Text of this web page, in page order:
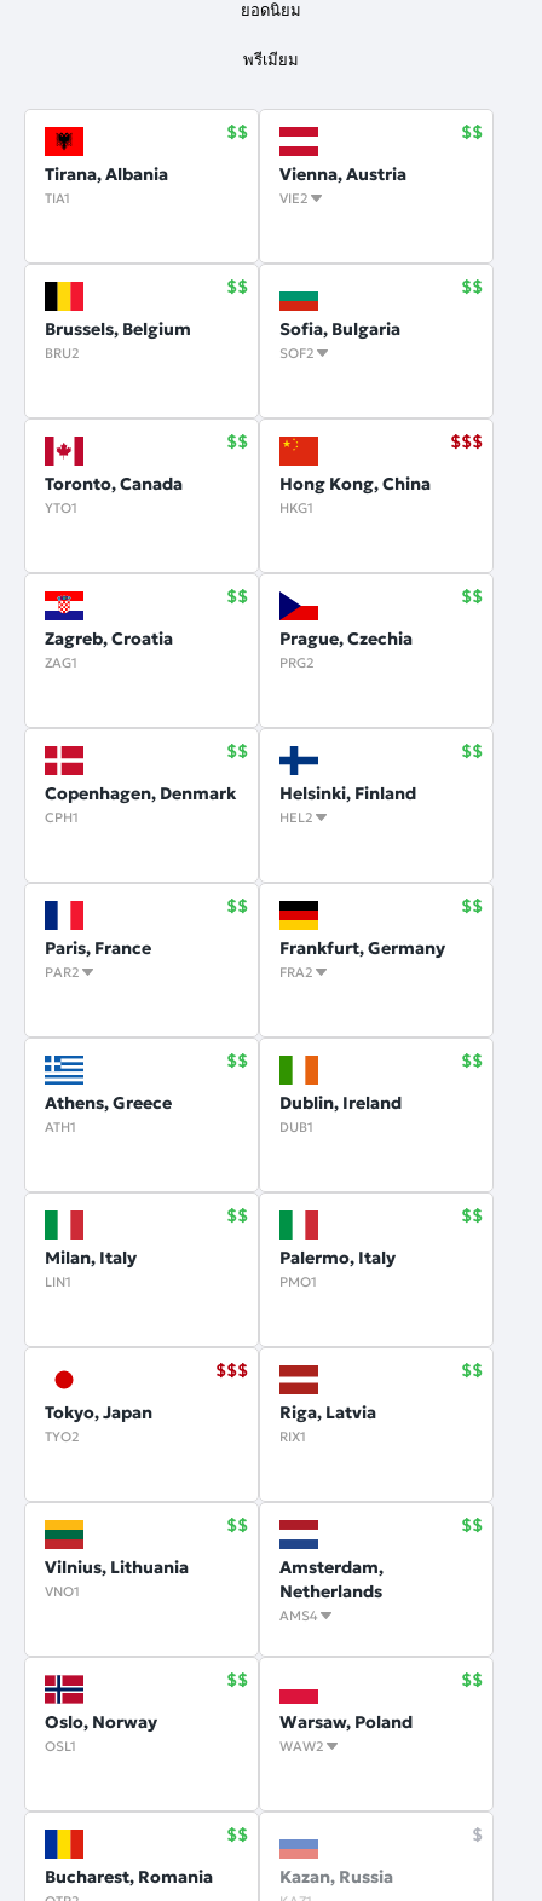
ยอดนิยม
พรีเมียม
Tirana, Albania
TIA1
Vienna, Austria
VIE2
Brussels, Belgium
BRU2
Sofia, Bulgaria
SOF2
Toronto, Canada
YTO1
Hong Kong, China
HKG1
Zagreb, Croatia
ZAG1
Prague, Czechia
PRG2
Copenhagen, Denmark
CPH1
Helsinki, Finland
HEL2
Paris, France
PAR2
Frankfurt, Germany
FRA2
Athens, Greece
ATH1
Dublin, Ireland
DUB1
Milan, Italy
LIN1
Palermo, Italy
PMO1
Tokyo, Japan
TYO2
Riga, Latvia
RIX1
Vilnius, Lithuania
VNO1
Amsterdam,
Netherlands
AMS4
Oslo, Norway
OSL1
Warsaw, Poland
WAW2
Bucharest, Romania Kazan, Russia